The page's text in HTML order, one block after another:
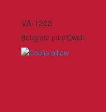
VA-1203
Bolígrafo mini Dwell